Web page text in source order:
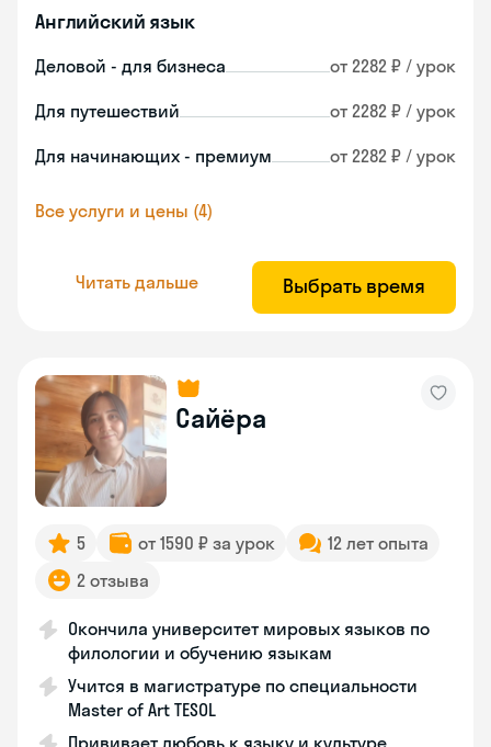
Английский язык
Деловой - для бизнеса от 2282 ₽ / урок
Для путешествий от 2282 ₽ / урок
Для начинающих - премиум от 2282 ₽ / урок
Все услуги и цены (4)
Читать дальше Выбрать время
Сайёра
5 от 1590 ₽ за урок
12 лет опыта
2 отзыва
Окончила университет мировых языков по
филологии и обучению языкам
Учится в магистратуре по специальности
Master of Art TESOL
Прививает любовь к языку и культуре